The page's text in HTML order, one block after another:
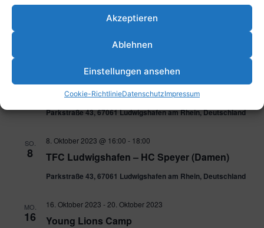
Akzeptieren
Ablehnen
Einstellungen ansehen
Cookie-RichtlinieDatenschutzImpressum
7. Oktober 2023 @ 17:30 19:30
Parkstraße 43, 67061 Ludwigshafen am Rhein, Deutschland
8 Spieltag mU8
8. Oktober 2023 @ 10:00-14:00
Parkstraße 43, 67061 Ludwigshafen am Rhein, Deutschland
SO.
8 TFC Ludwigshafen – HC Speyer (Damen)
8. Oktober 2023 @ 16:00 - 18:00
Parkstraße 43, 67061 Ludwigshafen am Rhein, Deutschland
MO.
16 Young Lions Camp
16. Oktober 2023 - 20. Oktober 2023